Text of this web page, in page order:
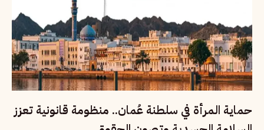
حماية المرأة في سلطنة عُمان.. منظومة قانونية تعزز